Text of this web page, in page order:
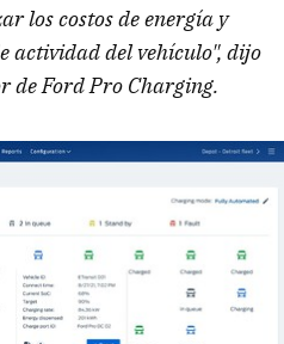
los costos de energía y
actividad del vehículo", dijo
de Ford Pro Charging.